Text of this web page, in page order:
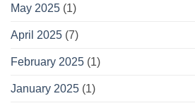
May 2025 (1)
April 2025 (7)
February 2025 (1)
January 2025 (1)